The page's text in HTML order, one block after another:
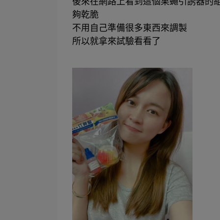
夠乾脆
不用自己準備很多東西來調製
所以就拿來試驗看看了